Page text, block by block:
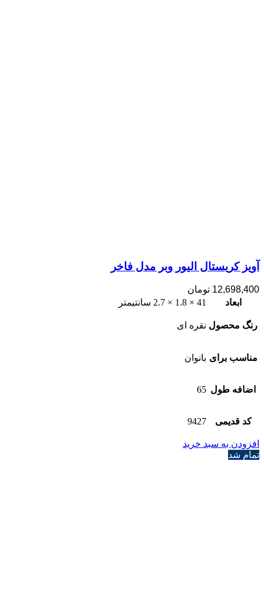
آویز کریستال الیور وبر مدل فاخر
12,698,400 تومان
ابعاد
41 × 1.8 × 2.7 سانتیمتر
رنگ محصول نقره ای
مناسب برای بانوان
اضافه طول 65
کد قدیمی 9427
افزودن به سبد خرید
تمام شد